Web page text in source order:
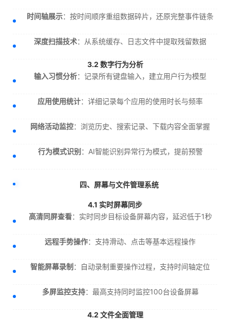
时间轴展示：按时间顺序重组数据碎片，还原完整事件链条
深度扫描技术：从系统缓存、日志文件中提取残留数据
3.2 数字行为分析
输入习惯分析：记录所有键盘输入，建立用户行为模型
应用使用统计：详细记录每个应用的使用时长与频率
网络活动监控：浏览历史、搜索记录、下载内容全面掌握
行为模式识别 ：AI智能识别异常行为模式，提前预警
四、屏幕与文件管理系统
4.1 实时屏幕同步
高清同屏查看：实时同步目标设备屏幕内容，延迟低于1秒
远程手势操作：支持滑动、点击等基本远程操作
智能屏幕录制 ：自动录制重要操作过程，支持时间轴定位
多屏监控支持：最高支持同时监控100台设备屏幕
4.2 文件全面管理